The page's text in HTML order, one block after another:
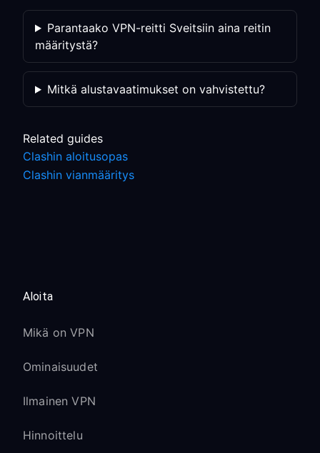
Parantaako VPN-reitti Sveitsiin aina reitin
määritystä?
Mitkä alustavaatimukset on vahvistettu?
Related guides
Clashin aloitusopas
Clashin vianmääritys
Aloita
Mikä on VPN
Ominaisuudet
Ilmainen VPN
Hinnoittelu